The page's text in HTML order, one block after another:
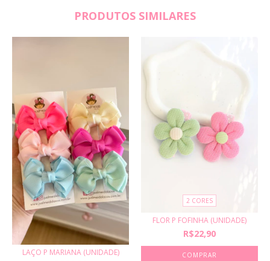
PRODUTOS SIMILARES
LAÇO P MARIANA (UNIDADE)
2 CORES
FLOR P FOFINHA (UNIDADE)
R$22,90
COMPRAR